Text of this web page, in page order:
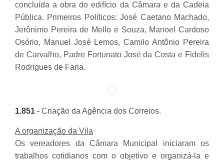
concluída a obra do edifício da Câmara e da Cadeia
Pública. Primeiros Políticos: José Caetano Machado,
Jerônimo Pereira de Mello e Souza, Manoel Cardoso
Osório, Manuel José Lemos, Camilo Antônio Pereira
de Carvalho, Padre Fortunato José da Costa e Fidelis
Rodrigues de Faria.
1.851 - Criação da Agência dos Correios.
A organização da Vila
Os vereadores da Câmara Municipal iniciaram os
trabalhos cotidianos com o objetivo e organizá-la e